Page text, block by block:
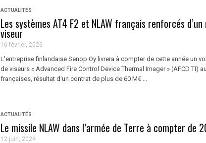
ACTUALITÉS
Les systèmes AT4 F2 et NLAW français renforcés d’un
viseur
16 février, 2026
L'entreprise finlandaise Senop Oy livrera à compter de cette année un
de viseurs « Advanced Fire Control Device Thermal Imager » (AFCD TI)
françaises, résultat d'un contrat de plus de 60 M€ ...
ACTUALITÉS
Le missile NLAW dans l’armée de Terre à compter de
12 juin, 2024